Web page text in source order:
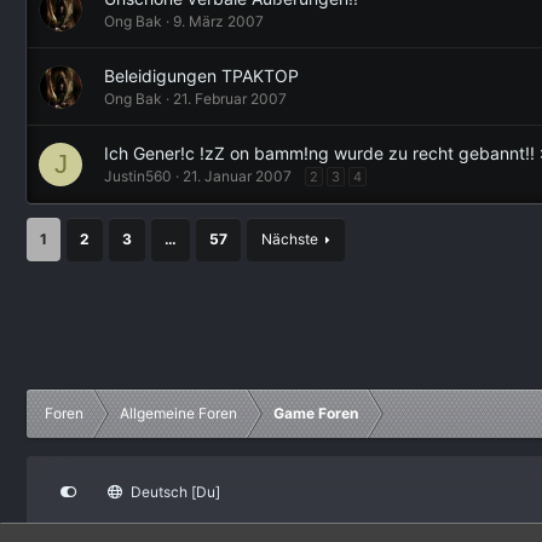
Ong Bak 9. März 2007
Beleidigungen TPAKTOP
Ong Bak 21. Februar 2007
J Ich Gener!c !zZ on bamm!ng wurde zu recht gebannt!!
Justin560 21. Januar 2007 2 3 4
1 2 3 … 57 Nächste
Foren Allgemeine Foren Game Foren
Deutsch [Du]